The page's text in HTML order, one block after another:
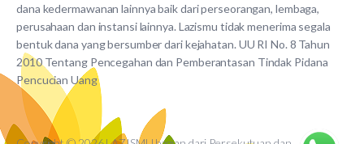
dana kedermawanan lainnya baik dari perseorangan, lembaga,
perusahaan dan instansi lainnya. Lazismu tidak menerima segala
bentuk dana yang bersumber dari kejahatan. UU RI No. 8 Tahun
2010 Tentang Pencegahan dan Pemberantasan Tindak Pidana
Pencucian Uang